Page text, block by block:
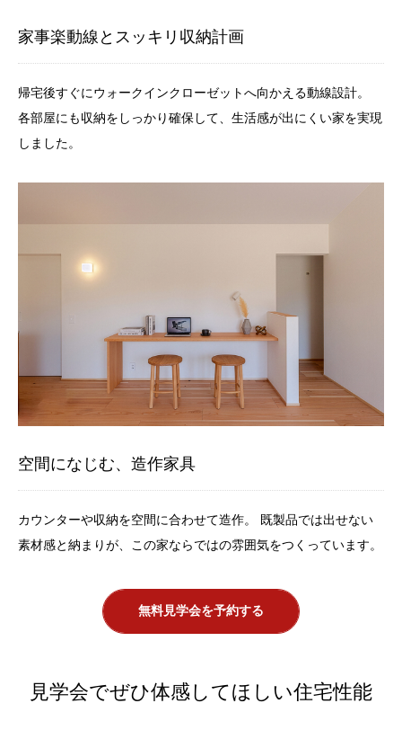
家事楽動線とスッキリ収納計画
帰宅後すぐにウォークインクローゼットへ向かえる動線設計。
各部屋にも収納をしっかり確保して、生活感が出にくい家を実現
しました。
空間になじむ、造作家具
カウンターや収納を空間に合わせて造作。
既製品では出せない
素材感と納まりが、この家ならではの雰囲気をつくっています。
無料見学会を予約する
見学会でぜひ体感してほしい住宅性能